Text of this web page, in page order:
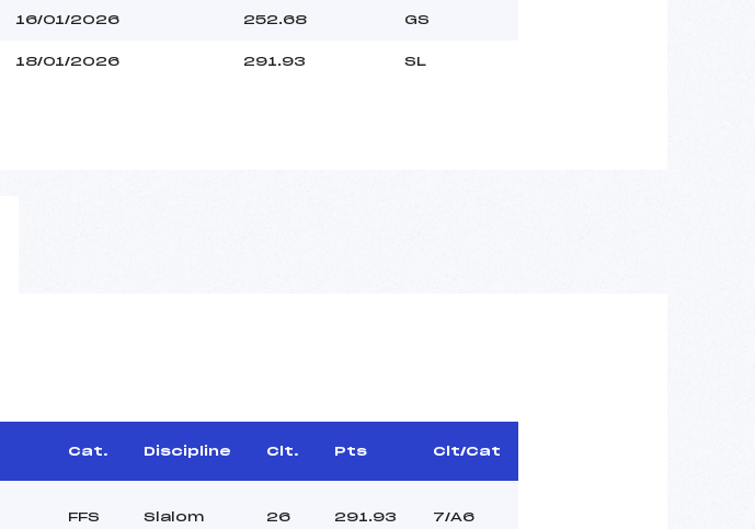
16/01/2026 252.68 GS
18/01/2026 291.93 SL
Cat. Discipline Clt. Pts Clt/Cat
FFS Slalom 26 291.93 7/A6